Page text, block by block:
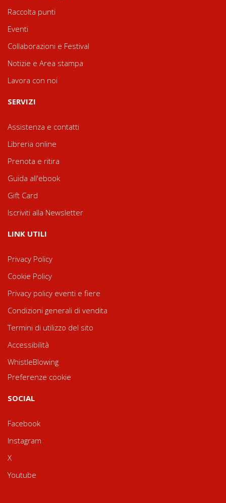
Raccolta punti
Eventi
Collaborazioni e Festival
Notizie e Area stampa
Lavora con noi
SERVIZI
Assistenza e contatti
Libreria online
Prenota e ritira
Guida all'ebook
Gift Card
Iscriviti alla Newsletter
LINK UTILI
Privacy Policy
Cookie Policy
Privacy policy eventi e fiere
Condizioni generali di vendita
Termini di utilizzo del sito
Accessibilità
WhistleBlowing
Preferenze cookie
SOCIAL
Facebook
Instagram
X
Youtube